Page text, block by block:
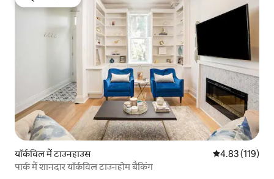
गेस्ट्स की फ़ेवरेट
यॉर्कविल में टाउनहाउस औसत रेटिंग 5 में से
4.83 (119)
पार्क में शानदार यॉर्कविल टाउनहोम बैकिंग